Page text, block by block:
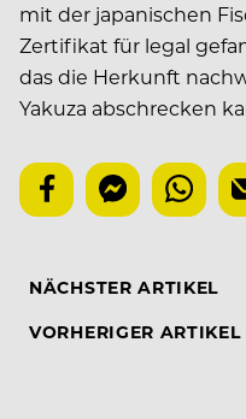
mit der japanischen
Zertifikat für legal
das die Herkunft
Yakuza abschrecken
NÄCHSTER ARTIKEL
VORHERIGER ARTIKEL